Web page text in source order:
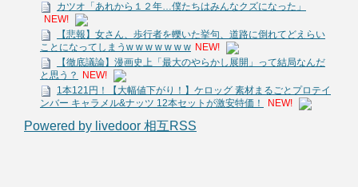
カツオ「あれから１２年…僕たちはみんなクズになった」
NEW!
【悲報】女さん、歩行者を轢いた挙句、道路に倒れてどえらい
ことになってしまうw w w w w w w NEW!
【徹底議論】漫画史上「最大のやらかし展開」って結局なんだ
と思う？
NEW!
1本121円！【大幅値下がり！】ケロッグ 素材まるごとプロテイ
ンバー キャラメル&ナッツ 12本セットが激安特価！
NEW!
Powered by livedoor 相互RSS